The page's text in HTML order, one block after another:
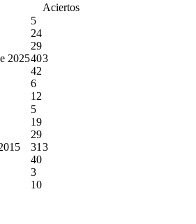
Aciertos
2025
5
24
29
40
42
6
12
3
5
19
29
31
40
3
10
3